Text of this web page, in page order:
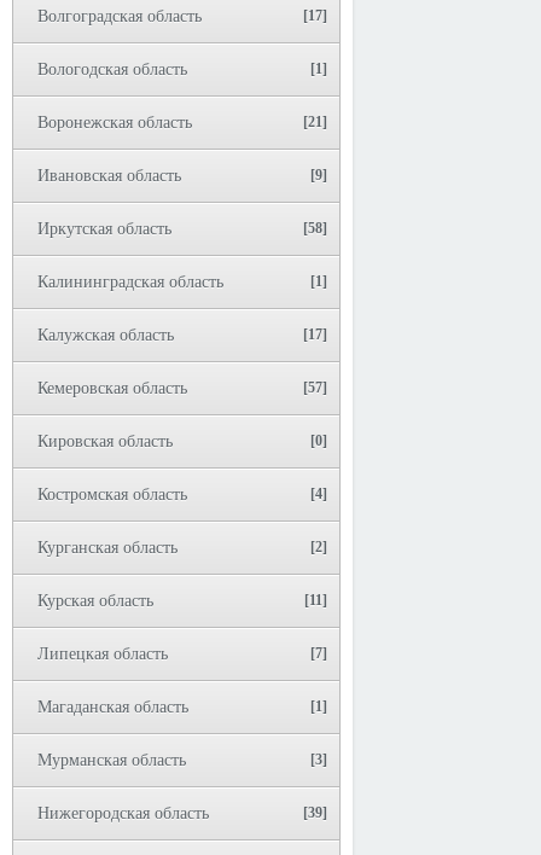
Волгоградская область [17]
Вологодская область [1]
Воронежская область [21]
Ивановская область [9]
Иркутская область [58]
Калининградская область [1]
Калужская область [17]
Кемеровская область [57]
Кировская область [0]
Костромская область [4]
Курганская область [2]
Курская область [11]
Липецкая область [7]
Магаданская область [1]
Мурманская область [3]
Нижегородская область [39]